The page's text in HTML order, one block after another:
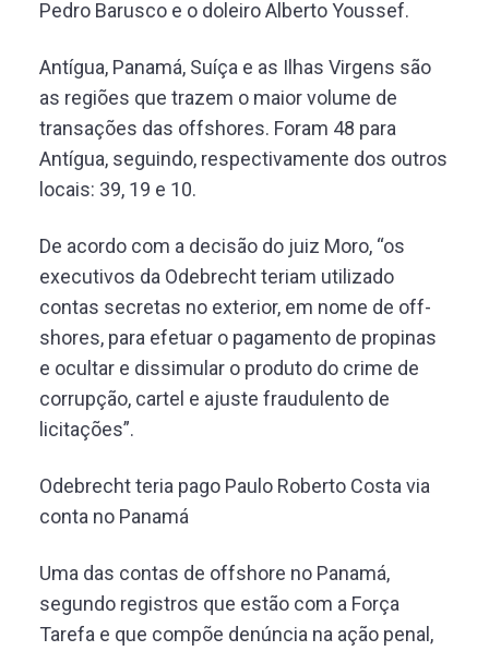
Pedro Barusco e o doleiro Alberto Youssef.
Antígua, Panamá, Suíça e as Ilhas Virgens são
as regiões que trazem o maior volume de
transações das offshores. Foram 48 para
Antígua, seguindo, respectivamente dos outros
locais: 39, 19 e 10.
De acordo com a decisão do juiz Moro, “os
executivos da Odebrecht teriam utilizado
contas secretas no exterior, em nome de off-
shores, para efetuar o pagamento de propinas
e ocultar e dissimular o produto do crime de
corrupção, cartel e ajuste fraudulento de
licitações”.
Odebrecht teria pago Paulo Roberto Costa via
conta no Panamá
Uma das contas de offshore no Panamá,
segundo registros que estão com a Força
Tarefa e que compõe denúncia na ação penal,